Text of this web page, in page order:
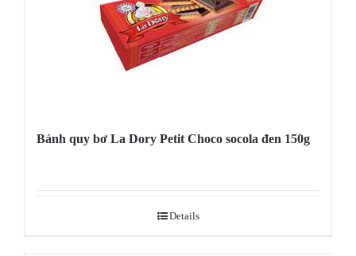
Bánh quy bơ La Dory Petit Choco socola đen 150g
Details